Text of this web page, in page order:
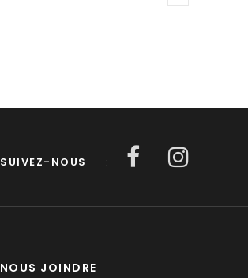
SUIVEZ-NOUS :
NOUS JOINDRE